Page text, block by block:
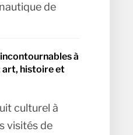
de
à
art, histoire et
culturel à
visités de